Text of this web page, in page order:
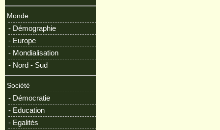
Monde
- Démographie
- Europe
- Mondialisation
- Nord - Sud
Société
- Démocratie
- Education
- Egalités